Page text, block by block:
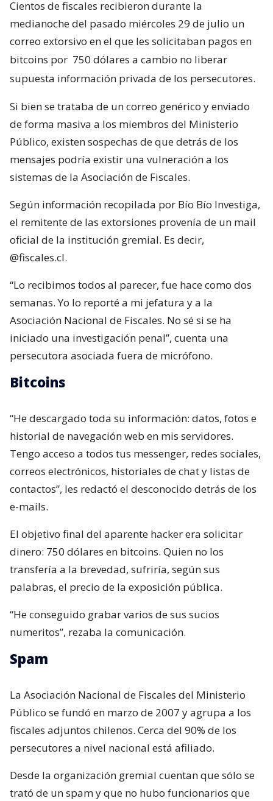
Cientos de fiscales recibieron durante la
medianoche del pasado miércoles 29 de julio un
correo extorsivo en el que les solicitaban pagos en
bitcoins por 750 dólares a cambio no liberar
supuesta información privada de los persecutores.
Si bien se trataba de un correo genérico y enviado
de forma masiva a los miembros del Ministerio
Público, existen sospechas de que detrás de los
mensajes podría existir una vulneración a los
sistemas de la Asociación de Fiscales.
Según información recopilada por Bío Bío Investiga,
el remitente de las extorsiones provenía de un mail
oficial de la institución gremial. Es decir,
@fiscales.cl.
“Lo recibimos todos al parecer, fue hace como dos
semanas. Yo lo reporté a mi jefatura y a la
Asociación Nacional de Fiscales. No sé si se ha
iniciado una investigación penal”, cuenta una
persecutora asociada fuera de micrófono.
Bitcoins
“He descargado toda su información: datos, fotos e
historial de navegación web en mis servidores.
Tengo acceso a todos tus messenger, redes sociales,
correos electrónicos, historiales de chat y listas de
contactos”, les redactó el desconocido detrás de los
e-mails.
El objetivo final del aparente hacker era solicitar
dinero: 750 dólares en bitcoins. Quien no los
transfería a la brevedad, sufriría, según sus
palabras, el precio de la exposición pública.
“He conseguido grabar varios de sus sucios
numeritos”, rezaba la comunicación.
Spam
La Asociación Nacional de Fiscales del Ministerio
Público se fundó en marzo de 2007 y agrupa a los
fiscales adjuntos chilenos. Cerca del 90% de los
persecutores a nivel nacional está afiliado.
Desde la organización gremial cuentan que sólo se
trató de un spam y que no hubo funcionarios que